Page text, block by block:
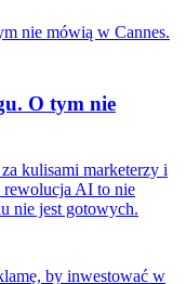
O tym nie
kulisami marketerzy i
rewolucja AI to nie
nie jest gotowych.